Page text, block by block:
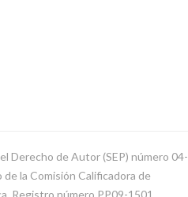
Derecho de Autor (SEP) número 04-
la Comisión Calificadora de
Registro número PP09-1501.